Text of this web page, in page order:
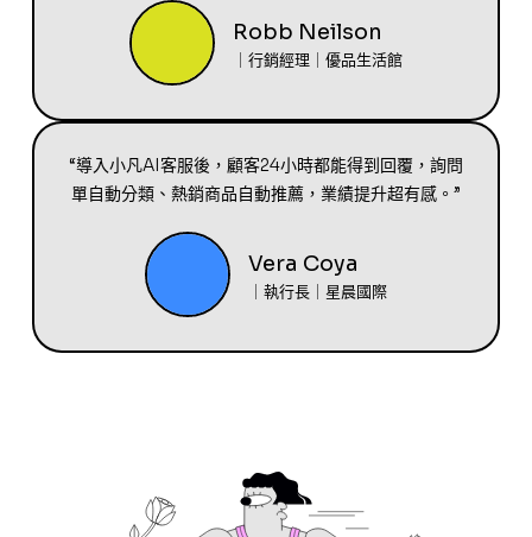
Robb Neilson
｜行銷經理｜優品生活館
“導入小凡AI客服後，顧客24小時都能得到回覆，詢問
單自動分類、熱銷商品自動推薦，業績提升超有感。”
Vera Coya
｜執行長｜星晨國際